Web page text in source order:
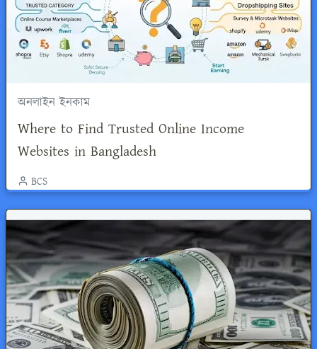
অনলাইন ইনকাম
Where to Find Trusted Online Income
Websites in Bangladesh
BCS